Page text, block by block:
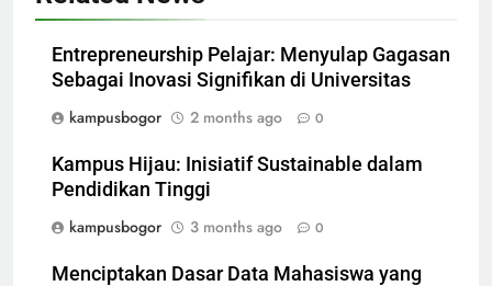
Entrepreneurship Pelajar: Menyulap Gagasan
Sebagai Inovasi Signifikan di Universitas
kampusbogor
2 months ago 0
Kampus Hijau: Inisiatif Sustainable dalam
Pendidikan Tinggi
kampusbogor
3 months ago 0
Menciptakan Dasar Data Mahasiswa yang